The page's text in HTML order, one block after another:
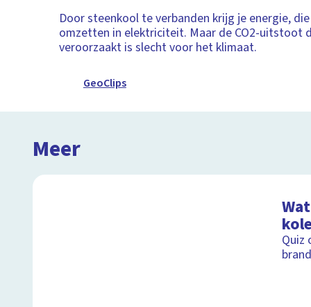
Door steenkool te verbanden krijg je energie,
omzetten in elektriciteit. Maar de CO2-uitstoot
veroorzaakt is slecht voor het klimaat.
GeoClips
Meer
Quiz